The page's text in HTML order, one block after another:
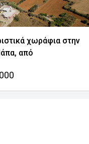
χωράφια στην
από